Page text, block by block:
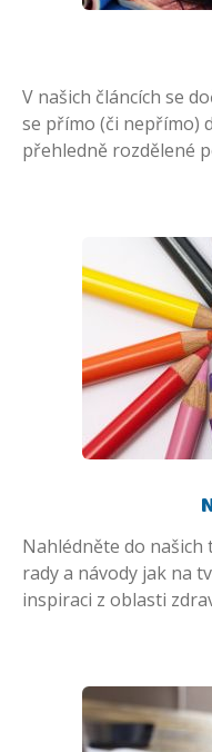
V našich článcích se
se přímo (či nepřímo)
přehledně rozdělené
Nahlédněte do
rady a návody jak na
inspiraci z oblasti